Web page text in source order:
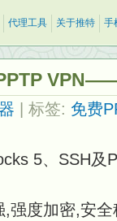
代理工具 关于推特 手
| 标签: 免费
5、SSH及
强度加密,安